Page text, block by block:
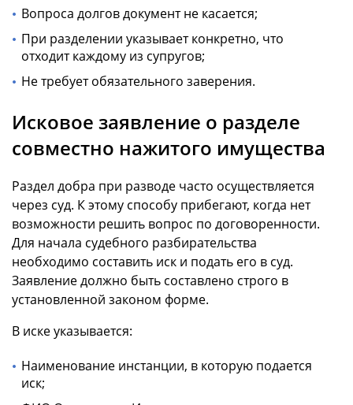
Вопроса долгов документ не касается;
При разделении указывает конкретно, что
отходит каждому из супругов;
Не требует обязательного заверения.
Исковое заявление о разделе
совместно нажитого имущества
Раздел добра при разводе часто осуществляется
через суд. К этому способу прибегают, когда нет
возможности решить вопрос по договоренности.
Для начала судебного разбирательства
необходимо составить иск и подать его в суд.
Заявление должно быть составлено строго в
установленной законом форме.
В иске указывается:
Наименование инстанции, в которую подается
иск;